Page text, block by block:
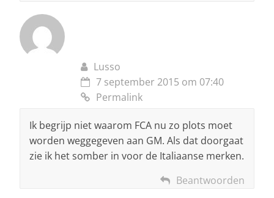
Lusso
7 september 2015 om 07:40
Permalink
Ik begrijp niet waarom FCA nu zo plots moet
worden weggegeven aan GM. Als dat doorgaat
zie ik het somber in voor de Italiaanse merken.
Beantwoorden